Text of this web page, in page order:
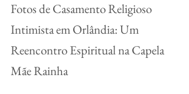
Fotos de Casamento Religioso
Intimista em Orlândia: Um
Reencontro Espiritual na Capela
Mãe Rainha